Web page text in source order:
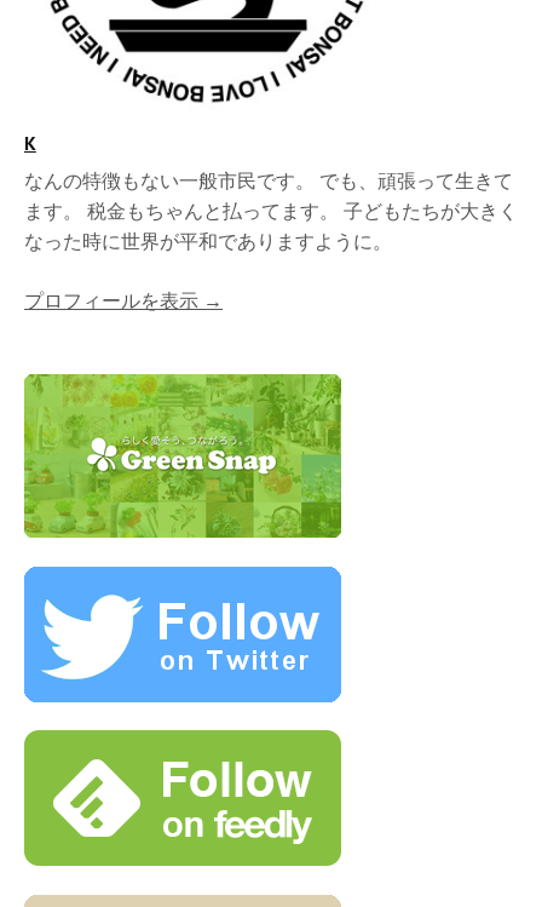
K
なんの特徴もない一般市民です。 でも、頑張って生きて
ます。 税金もちゃんと払ってます。 子どもたちが大きく
なった時に世界が平和でありますように。
プロフィールを表示 →